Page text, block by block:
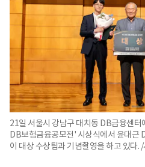
21일 서울시 강남구 대치동 DB금융센터
DB보험금융공모전' 시상식에서 윤대근
이 대상 수상팀과 기념촬영을 하고 있다.